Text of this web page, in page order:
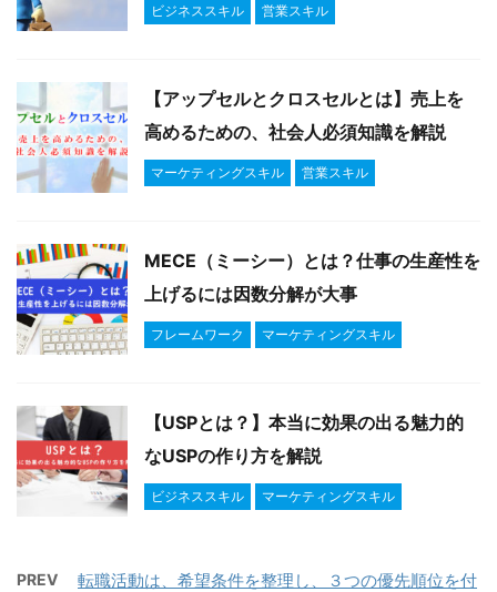
ビジネススキル 営業スキル
【アップセルとクロスセルとは】売上を
高めるための、社会人必須知識を解説
マーケティングスキル 営業スキル
MECE（ミーシー）とは？仕事の生産性を
上げるには因数分解が大事
フレームワーク マーケティングスキル
【USPとは？】本当に効果の出る魅力的
なUSPの作り方を解説
ビジネススキル マーケティングスキル
PREV
転職活動は、希望条件を整理し、３つの優先順位を付